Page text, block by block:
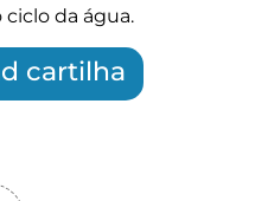
da água.
cartilha